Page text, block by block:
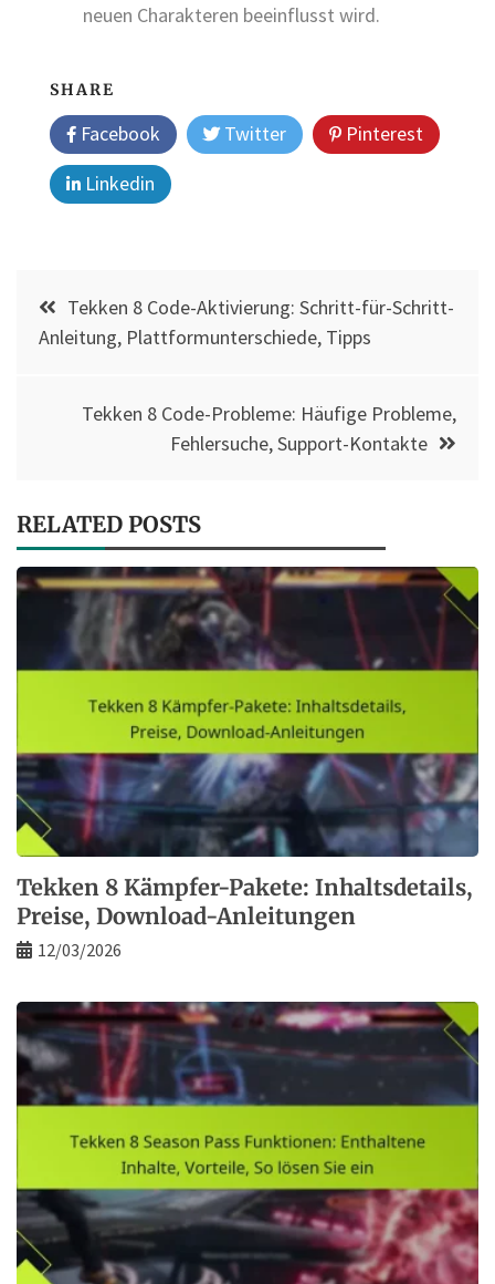
neuen Charakteren beeinflusst wird.
SHARE
Facebook Twitter
Pinterest
Linkedin
Post
navigation
Tekken 8 Code-Aktivierung: Schritt-für-Schritt-
Anleitung, Plattformunterschiede, Tipps
Tekken 8 Code-Probleme: Häufige Probleme,
Fehlersuche, Support-Kontakte
RELATED POSTS
Tekken 8 Kämpfer-Pakete: Inhaltsdetails,
Preise, Download-Anleitungen
12/03/2026